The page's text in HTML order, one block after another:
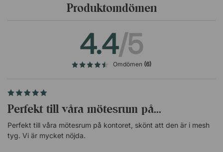
Fotkryss och gaspelare
Grått eller svart, femstjärnigt fotkryss.
Svarta 60 mm PU-hjul.
Produktomdömen
4.4/5
Omdömen (6)
Perfekt till våra mötesrum på...
Perfekt till våra mötesrum på kontoret, skönt att den är i mesh
tyg. Vi är mycket nöjda.